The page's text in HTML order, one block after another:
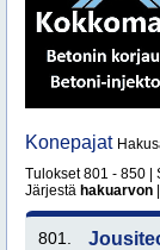
Konepajat
Tulokset 801 - 850 |
Järjestä hakuarvon
801.